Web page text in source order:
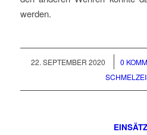
werden.
22. SEPTEMBER 2020
/ 0 /